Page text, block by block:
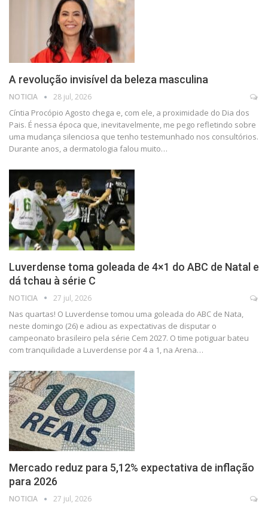
A revolução invisível da beleza masculina
NOTICIA 28 jul, 2026
Cíntia Procópio Agosto chega e, com ele, a proximidade do Dia dos
Pais. É nessa época que, inevitavelmente, me pego refletindo sobre
uma mudança silenciosa que tenho testemunhado nos consultórios.
Durante anos, a dermatologia falou muito…
Luverdense toma goleada de 4×1 do ABC de Natal e
dá tchau à série C
NOTICIA 27 jul, 2026
Nas quartas! O Luverdense tomou uma goleada do ABC de Nata,
neste domingo (26) e adiou as expectativas de disputar o
campeonato brasileiro pela série Cem 2027. O time potiguar bateu
com tranquilidade a Luverdense por 4 a 1, na Arena…
Mercado reduz para 5,12% expectativa de inflação
para 2026
NOTICIA 27 jul, 2026